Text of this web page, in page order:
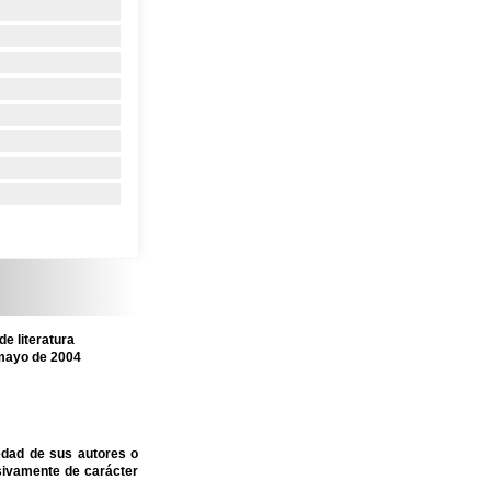
literatura
de 2004
de sus autores o
de carácter